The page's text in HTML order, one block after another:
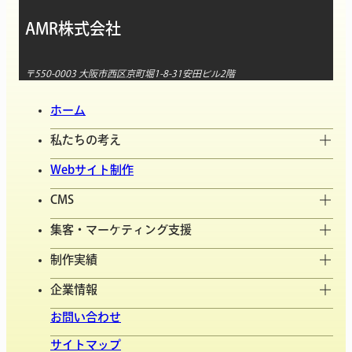
AMR株式会社
〒550-0003 大阪市西区京町堀1-8-31安田ビル2階
ホーム
私たちの考え
Webサイト制作
CMS
集客・マーケティング支援
制作実績
企業情報
お問い合わせ
サイトマップ